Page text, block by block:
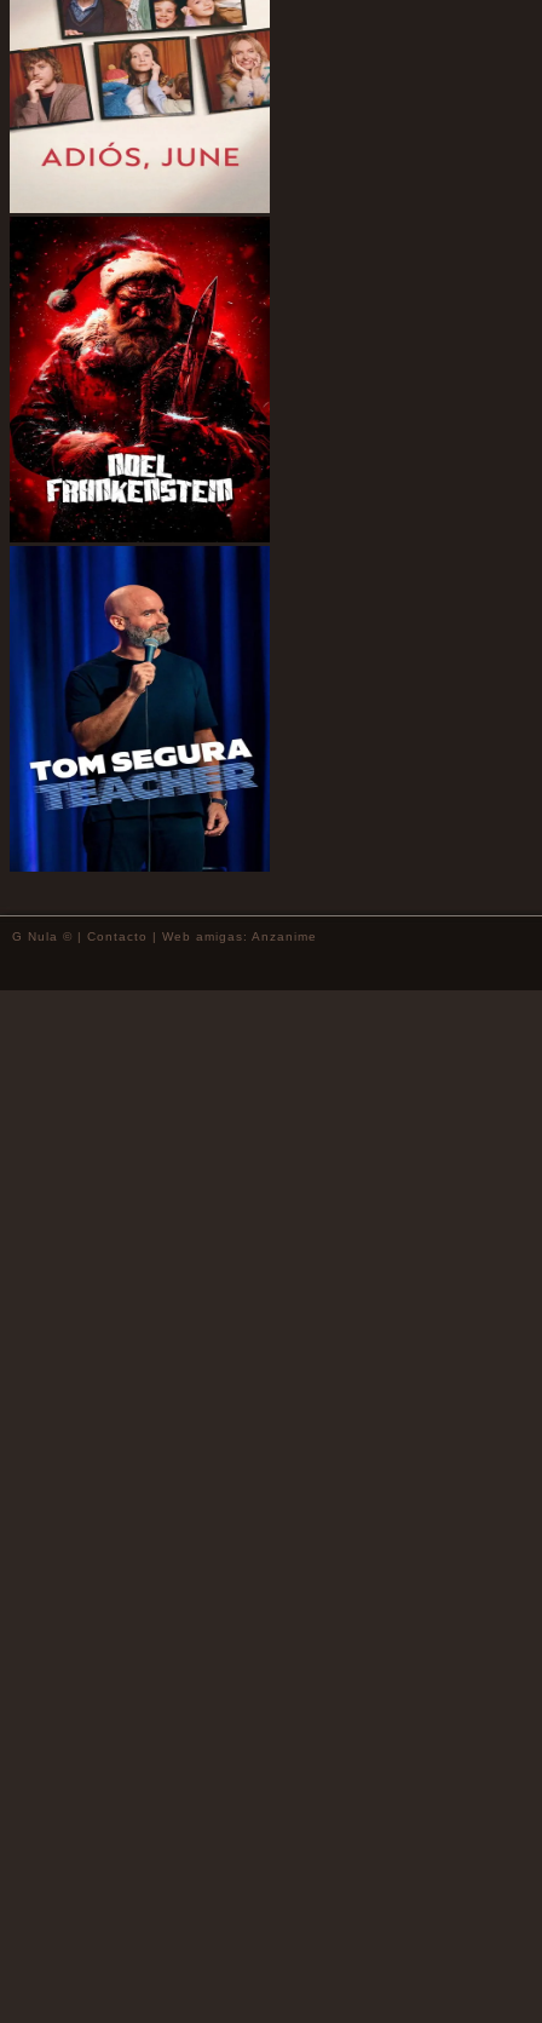
G Nula © | Contacto | Web amigas: Anzanime